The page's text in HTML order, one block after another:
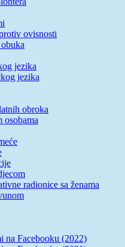
ovisnosti
jezika
jezika
obroka
osobama
radionice sa ženama
na Facebooku (2022)